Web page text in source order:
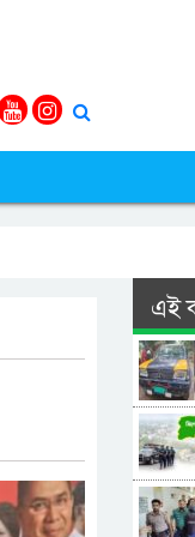
এই